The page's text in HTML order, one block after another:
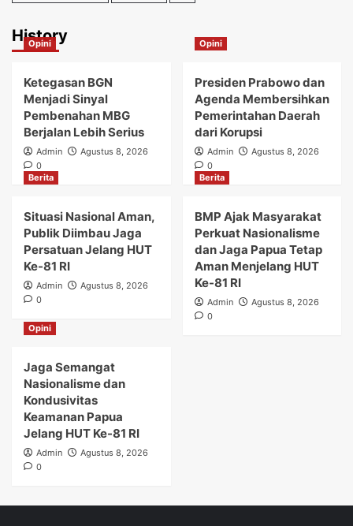
History
Opini
Ketegasan BGN
Menjadi Sinyal
Pembenahan MBG
Berjalan Lebih Serius
Admin
Agustus 8, 2026
0
Opini
Presiden Prabowo dan
Agenda Membersihkan
Pemerintahan Daerah
dari Korupsi
Admin
Agustus 8, 2026
0
Berita
Situasi Nasional Aman,
Publik Diimbau Jaga
Persatuan Jelang HUT
Ke-81 RI
Admin
Agustus 8, 2026
0
Berita
BMP Ajak Masyarakat
Perkuat Nasionalisme
dan Jaga Papua Tetap
Aman Menjelang HUT
Ke-81 RI
Admin
Agustus 8, 2026
0
Opini
Jaga Semangat
Nasionalisme dan
Kondusivitas
Keamanan Papua
Jelang HUT Ke-81 RI
Admin
Agustus 8, 2026
0